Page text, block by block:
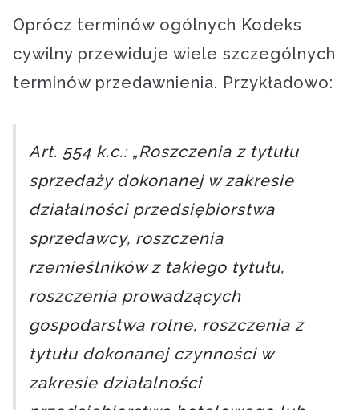
Oprócz terminów ogólnych Kodeks
cywilny przewiduje wiele szczególnych
terminów przedawnienia. Przykładowo:
Art. 554 k.c.: „Roszczenia z tytułu
sprzedaży dokonanej w zakresie
działalności przedsiębiorstwa
sprzedawcy, roszczenia
rzemieślników z takiego tytułu,
roszczenia prowadzących
gospodarstwa rolne, roszczenia z
tytułu dokonanej czynności w
zakresie działalności